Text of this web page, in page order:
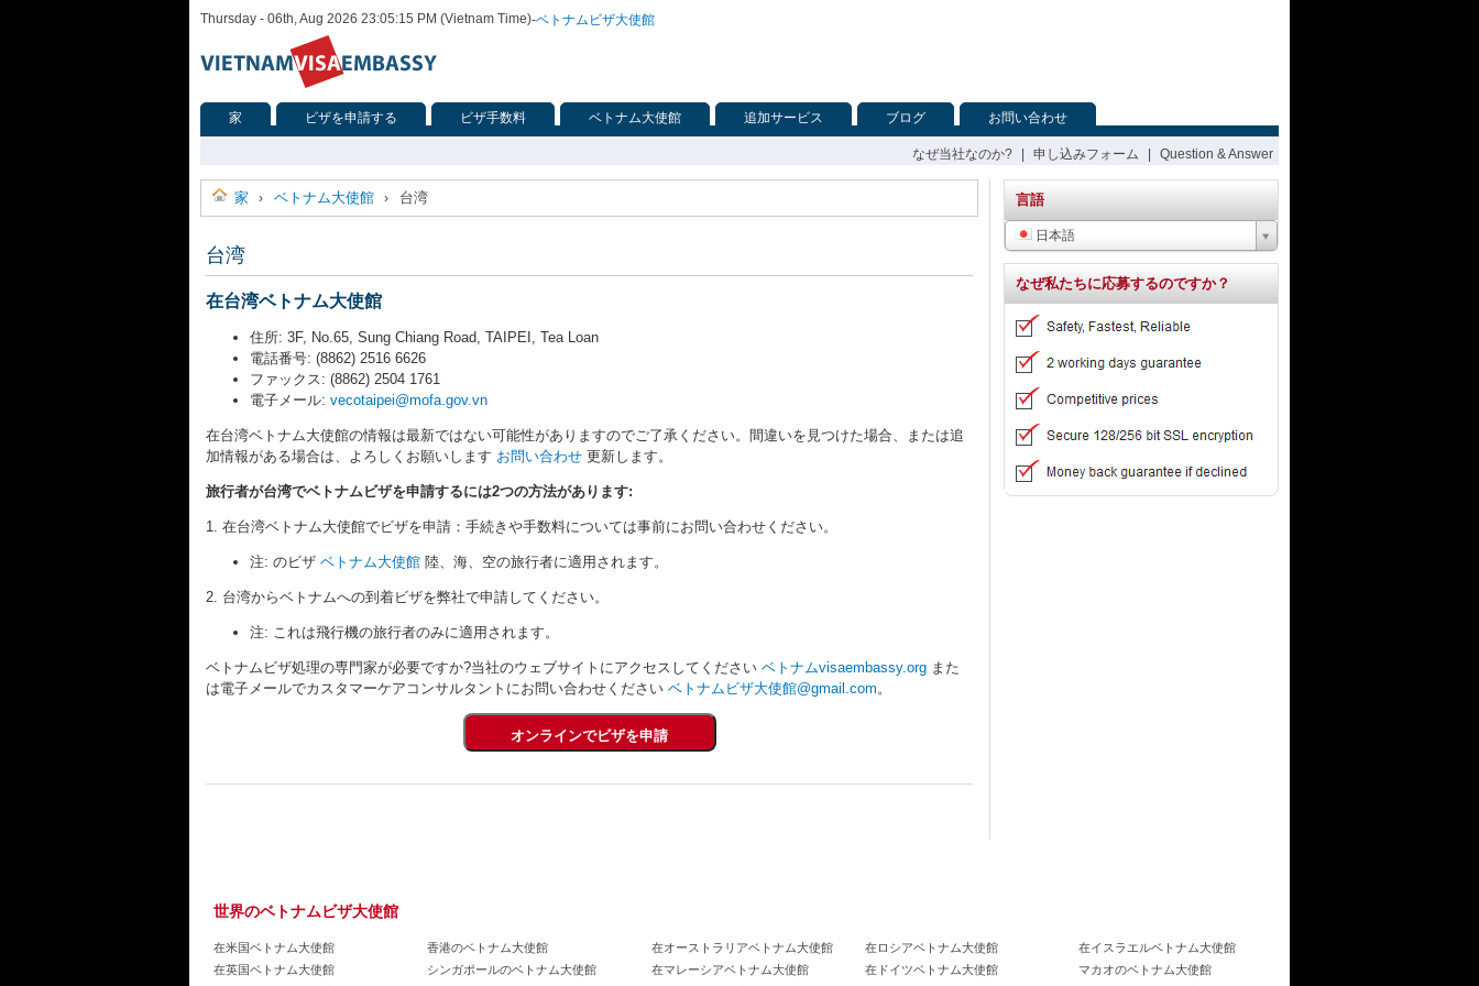
Thursday - 06th, Aug 2026 23:05:15 PM (Vietnam Time)-ベトナムビザ大使館
家 ビザを申請する ビザ手数料 ベトナム大使館 追加サービス ブログ お問い合わせ
なぜ当社なのか? 申し込みフォーム Question & Answer
家 › ベトナム大使館 › 台湾
台湾
在台湾ベトナム大使館
住所: 3F, No.65, Sung Chiang Road, TAIPEI, Tea Loan
電話番号: (8862) 2516 6626
ファックス: (8862) 2504 1761
電子メール: vecotaipei@mofa.gov.vn
在台湾ベトナム大使館の情報は最新ではない可能性がありますのでご了承ください。間違いを見つけた場合、または追
加情報がある場合は、よろしくお願いします お問い合わせ 更新します。
旅行者が台湾でベトナムビザを申請するには2つの方法があります:
1. 在台湾ベトナム大使館でビザを申請：手続きや手数料については事前にお問い合わせください。
注: のビザ ベトナム大使館 陸、海、空の旅行者に適用されます。
2. 台湾からベトナムへの到着ビザを弊社で申請してください。
注: これは飛行機の旅行者のみに適用されます。
ベトナムビザ処理の専門家が必要ですか?当社のウェブサイトにアクセスしてください ベトナムvisaembassy.org また
は電子メールでカスタマーケアコンサルタントにお問い合わせください ベトナムビザ大使館@gmail.com 。
言語
日本語
なぜ私たちに応募するのですか？
世界のベトナムビザ大使館
在米国ベトナム大使館
在英国ベトナム大使館
香港のベトナム大使館
シンガポールのベトナム大使館
在オーストラリアベトナム大使館
在マレーシアベトナム大使館
在ロシアベトナム大使館
在ドイツベトナム大使館
在イスラエルベトナム大使館
マカオのベトナム大使館